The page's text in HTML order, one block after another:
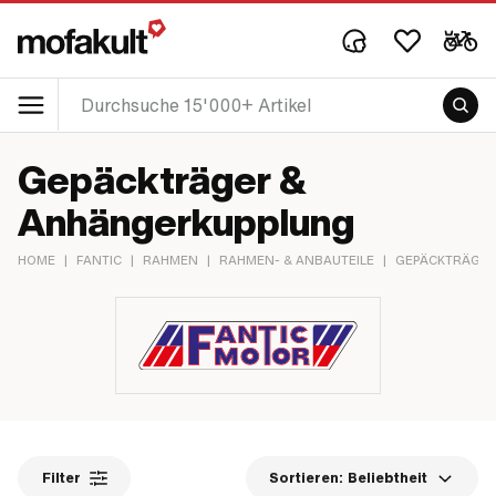
Gepäckträger &
Anhängerkupplung
HOME | FANTIC | RAHMEN | RAHMEN- & ANBAUTEILE |
Filter Sortieren: Beliebtheit